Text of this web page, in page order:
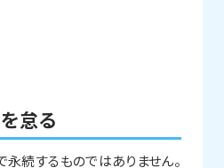
怠る
続するものではありません。